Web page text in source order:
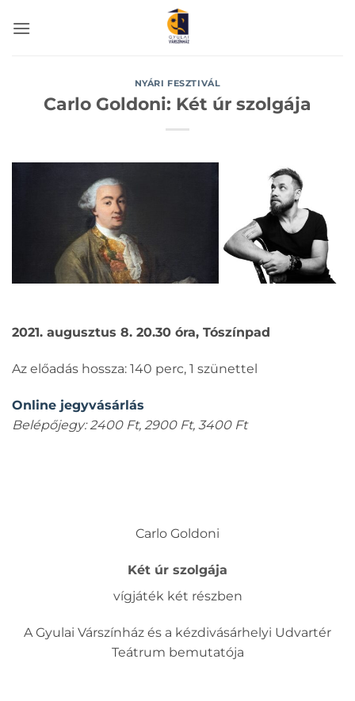
NYÁRI FESZTIVÁL
Carlo Goldoni: Két úr szolgája
2021. augusztus 8. 20.30 óra, Tószínpad
Az előadás hossza: 140 perc, 1 szünettel
Online jegyvásárlás
Belépőjegy: 2400 Ft, 2900 Ft, 3400 Ft
Carlo Goldoni
Két úr szolgája
vígjáték két részben
A Gyulai Várszínház és a kézdivásárhelyi Udvartér
Teátrum bemutatója